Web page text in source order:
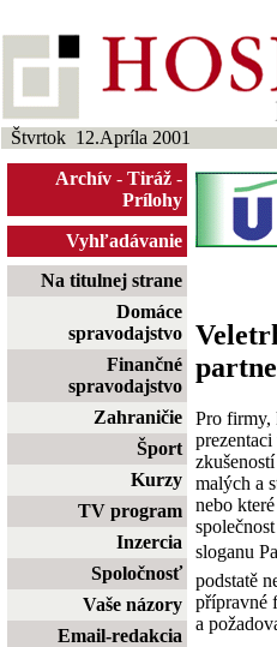
Štvrtok 12.Apríla 2001
Archív - Tiráž -
Prílohy
Vyhľadávanie
Na titulnej strane
Domáce
spravodajstvo
Finančné
spravodajstvo
Zahraničie
Šport
Kurzy
TV program
Inzercia
Spoločnosť
Vaše názory
Email-redakcia
Pro firmy,
malých a
nebo
sloganu
podstatě
přípravné
a